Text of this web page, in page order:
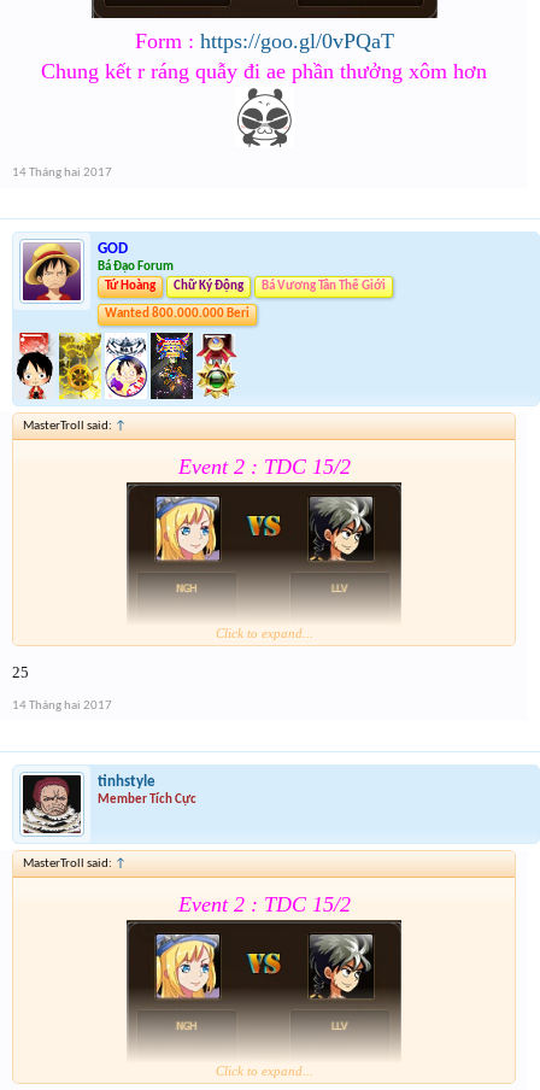
Form : https://goo.gl/0vPQaT
Chung kết r ráng quẫy đi ae phần thưởng xôm hơn
14 Tháng hai 2017
GOD
Bá Đạo Forum
Tứ Hoàng
Chữ Ký Động Bá Vương Tân Thế Giới
Wanted 800.000.000 Beri
MasterTroll said: ↑
Event 2 : TDC 15/2
Chung kết r ráng quẫy đi ae phần thưởng xôm hơn
Click to expand...
25
14 Tháng hai 2017
tinhstyle
Member Tích Cực
MasterTroll said: ↑
Event 2 : TDC 15/2
Click to expand...